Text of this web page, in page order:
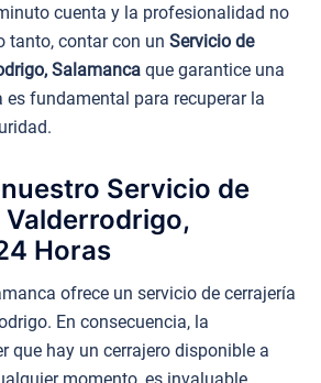
cuenta y la profesionalidad no
tanto, contar con un Servicio de
Salamanca que garantice una
es fundamental para recuperar la
Servicio de
Horas
ofrece un servicio de cerrajería
En consecuencia, la
que hay un cerrajero disponible a